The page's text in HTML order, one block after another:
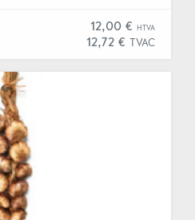
12,00 € HTVA
12,72 €TVAC
Un kilogramme de "Ail